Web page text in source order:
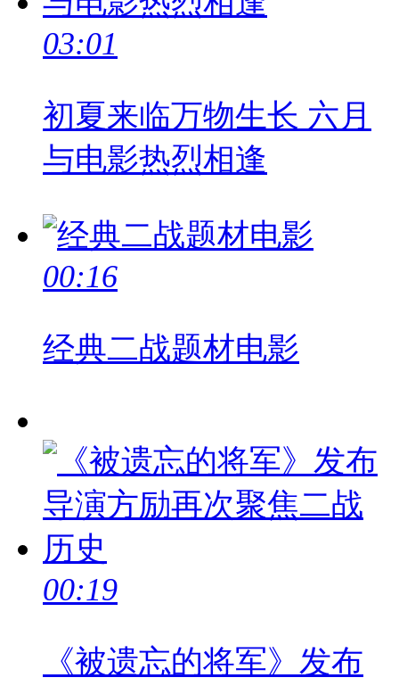
03:01
初夏来临万物生长 六月
与电影热烈相逢
00:16
经典二战题材电影
00:19
《被遗忘的将军》发布